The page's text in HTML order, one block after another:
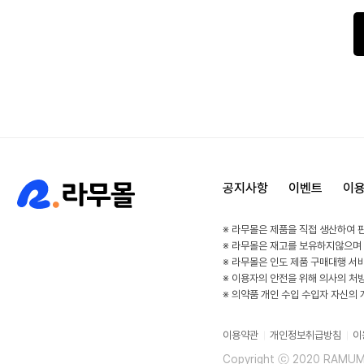
공지사항 이벤트 이
※ 라무몰은 제품을 직접 생산하여
※ 라무몰은 재고를 보유하지않으
※ 라무몰은 인도 제품 구매대행 서
※ 이용자의 안전을 위해 의사의 처
※ 의약품 개인 수입 수입자 자신의
이용약관 개인정보취급방침
Copyright ⓒ 2020